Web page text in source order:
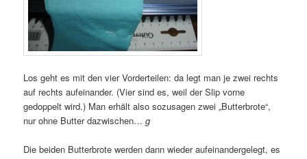
Los geht es mit den vier Vorderteilen: da legt man je zwei rechts
auf rechts aufeinander. (Vier sind es, weil der Slip vorne
gedoppelt wird.) Man erhält also sozusagen zwei „Butterbrote“,
nur ohne Butter dazwischen…g
Die beiden Butterbrote werden dann wieder aufeinandergelegt, es